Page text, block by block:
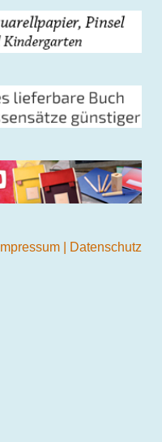
Impressum Datenschutz